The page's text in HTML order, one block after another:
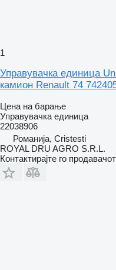
1
Управувачка единица
камион Renault 74
Цена на барање
Управувачка единица
22038906
Романија, Cristesti
ROYAL DRU AGRO S.R.L.
Контактирајте го продавачот